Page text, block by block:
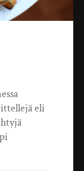
eli